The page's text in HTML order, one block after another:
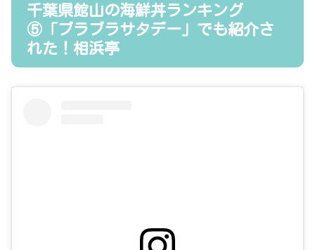
千葉県館山の海鮮丼ランキング
⑤「ブラブラサタデー」でも紹介さ
れた！相浜亭